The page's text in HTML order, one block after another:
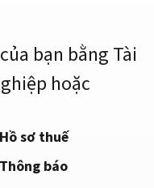
bạn bằng Tài
hoặc
Hồ sơ thuế
Thông báo